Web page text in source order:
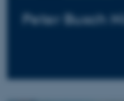
Peter Busch